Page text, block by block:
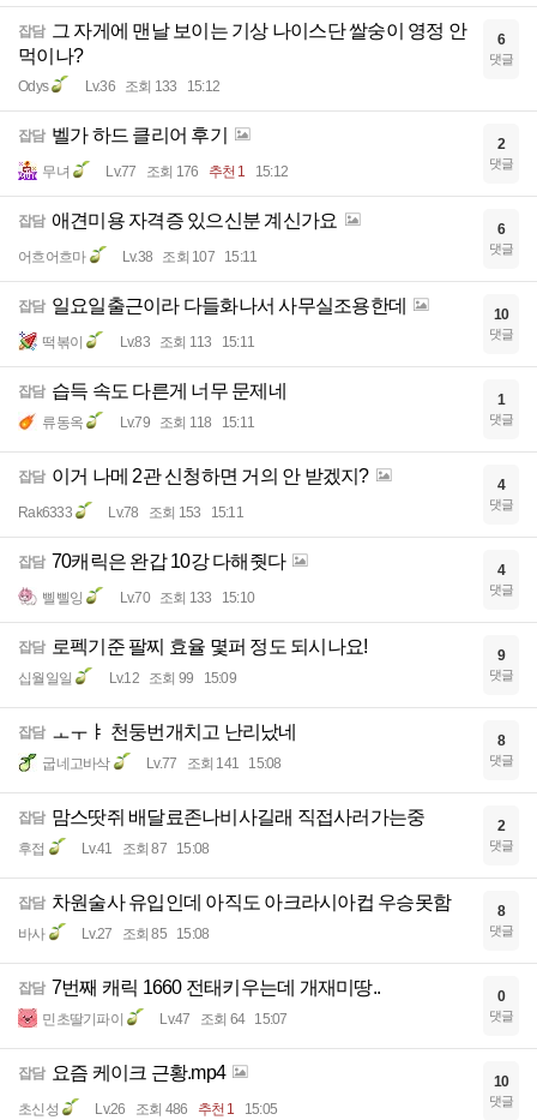
잡담 그 자게에 맨날 보이는 기상 나이스단 쌀숭이 영정 안
먹이나?
Odys Lv.36 조회 133 15:12
6
댓글
잡담 벨가 하드 클리어 후기
무녀 Lv.77 조회 176 추천 1 15:12
2
댓글
잡담 애견미용 자격증 있으신분 계신가요
어흐어흐마 Lv.38 조회 107 15:11
6
댓글
잡담 일요일출근이라 다들화나서 사무실조용한데
떡볶이 Lv.83 조회 113 15:11
10
댓글
잡담 습득 속도 다른게 너무 문제네
류동옥 Lv.79 조회 118 15:11
1
댓글
잡담 이거 나메 2관 신청하면 거의 안 받겠지?
Rak6333 Lv.78 조회 153 15:11
4
댓글
잡담 70캐릭은 완갑 10강 다해줫다
삘삘잉 Lv.70 조회 133 15:10
4
댓글
잡담 로펙기준 팔찌 효율 몇퍼 정도 되시나요!
십월일일 Lv.12 조회 99 15:09
9
댓글
잡담 ㅗㅜㅑ 천둥번개치고 난리났네
굽네고바삭 Lv.77 조회 141 15:08
8
댓글
잡담 맘스땃쥐 배달료존나비사길래 직접사러가는중
후접 Lv.41 조회 87 15:08
2
댓글
잡담 차원술사 유입인데 아직도 아크라시아컵 우승못함
바사 Lv.27 조회 85 15:08
8
댓글
잡담 7번째 캐릭 1660 전태키우는데 개재미땅..
민초딸기파이 Lv.47 조회 64 15:07
0
댓글
잡담 요즘 케이크 근황.mp4
초신성 Lv.26 조회 486 추천 1 15:05
10
댓글